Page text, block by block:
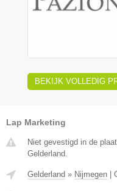
BEKIJK VOLLEDIG
Lap Marketing
Niet gevestigd in de
Gelderland.
Gelderland » Nijmegen |